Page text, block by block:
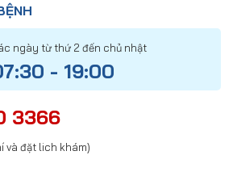
ngày từ thứ 2 đến chủ nhật
- 19:00
3366
và đặt lich khám)